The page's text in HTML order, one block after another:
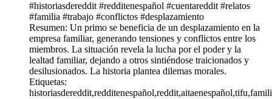
#historiasdereddit #redditenespañol #cuentareddit #relatos
#familia #trabajo #conflictos #desplazamiento
Resumen: Un primo se beneficia de un desplazamiento en la
empresa familiar, generando tensiones y conflictos entre los
miembros. La situación revela la lucha por el poder y la
lealtad familiar, dejando a otros sintiéndose traicionados y
desilusionados. La historia plantea dilemas morales.
Etiquetas: